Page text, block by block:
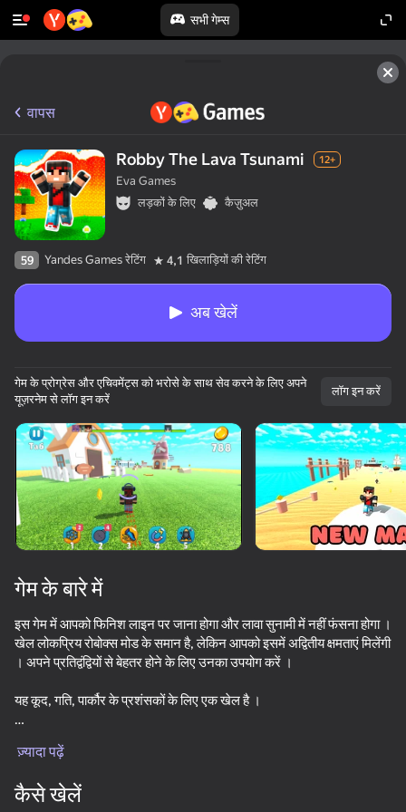
सभी गेम्स
डिवाइस घुमाएँ
यह गेम केवल लैंडस्केप
ओरिएंटेशन का समर्थन करता है
वापस
Robby The Lava Tsunami 12+
Eva Games
लड़कों के लिए
कैज़ुअल
59 Yandes Games रेटिंग 4,1 खिलाड़ियों की रेटिंग
अब खेलें
गेम के प्रोग्रेस और एचिवमेंट्स को भरोसे के साथ सेव करने के लिए अपने
यूज़रनेम से लॉग इन करें
लॉग इन करें
गेम के बारे में
इस गेम में आपको फिनिश लाइन पर जाना होगा और लावा सुनामी में नहीं फंसना होगा ।
खेल लोकप्रिय रोबोक्स मोड के समान है, लेकिन आपको इसमें अद्वितीय क्षमताएं मिलेंगी
। अपने प्रतिद्वंद्वियों से बेहतर होने के लिए उनका उपयोग करें ।
यह कूद, गति, पार्कौर के प्रशंसकों के लिए एक खेल है ।
खरीद सकते हैं ।
ज़्यादा पढ़ें
कैसे खेलें